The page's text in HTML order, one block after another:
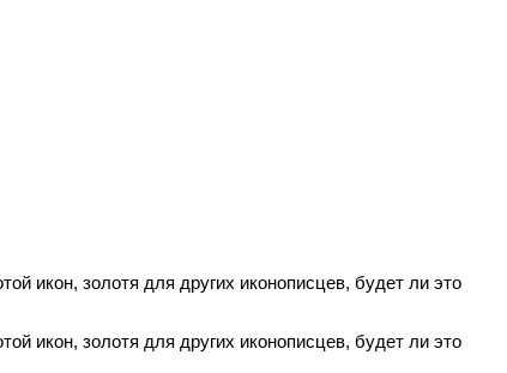
икон, золотя для других иконописцев, будет ли это
икон, золотя для других иконописцев, будет ли это